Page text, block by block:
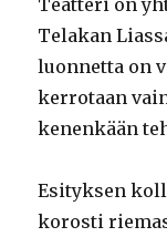
Teatteri on
Telakan
luonnetta on
kerrotaan
kenenkään
Esityksen
korosti